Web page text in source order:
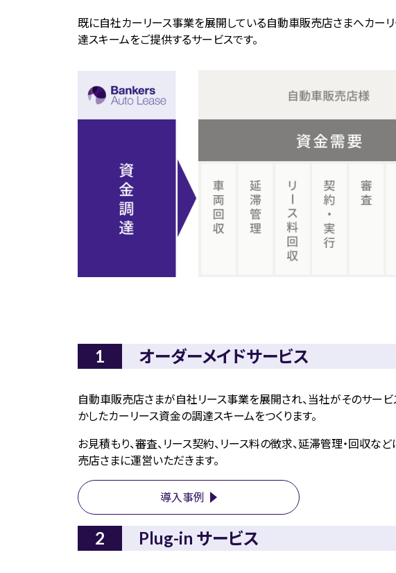
既に自社カーリース事業を展開している自動車販売店さまへカー
達スキームをご提供するサービスです。
オーダーメイドサービス
自動車販売店さまが自社リース事業を展開され、当社がそのサー
かしたカーリース資金の調達スキームをつくります。
お見積もり、審査、リース契約、リース料の徴求、延滞管理・回収な
売店さまに運営いただきます。
導入事例
Plug-in サービス